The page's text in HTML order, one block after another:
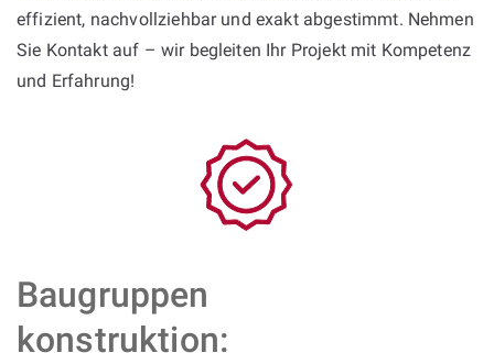
effizient, nachvollziehbar und exakt abgestimmt. Nehmen
Sie Kontakt auf – wir begleiten Ihr Projekt mit Kompetenz
und Erfahrung!
Baugruppen
konstruktion: